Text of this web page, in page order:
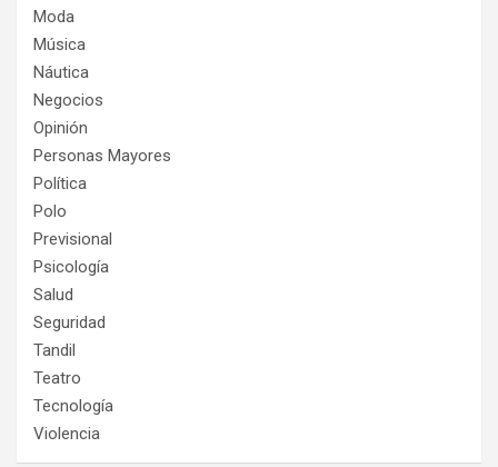
Moda
Música
Náutica
Negocios
Opinión
Personas Mayores
Política
Polo
Previsional
Psicología
Salud
Seguridad
Tandil
Teatro
Tecnología
Violencia